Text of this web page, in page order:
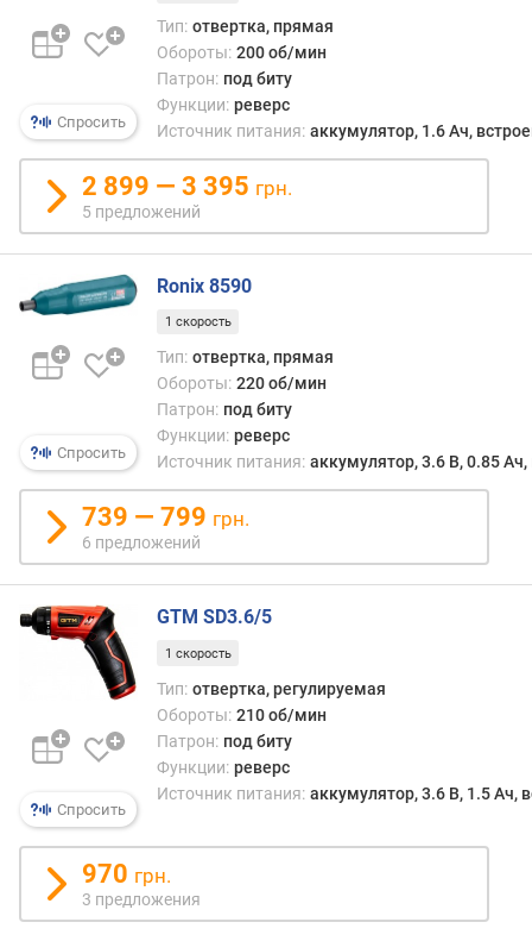
(
к
е
м
к
о
с
т
ь
к
к
у
т
р
а
(
м
к
с
.
к
Спросить
Тип: отвертка, прямая
Обороты: 200 об/мин
Патрон: под биту
Функции: реверс
Источник питания: аккумулятор, 1.6 Ач,
2 899 — 3 395 грн.
5 предложений
Спросить
Ronix 8590
1 скорость
Тип: отвертка, прямая
Обороты: 220 об/мин
Патрон: под биту
Функции: реверс
Источник питания: аккумулятор, 3.6 В, 0.85
739 — 799 грн.
6 предложений
Спросить
GTM SD3.6/5
1 скорость
Тип: отвертка, регулируемая
Обороты: 210 об/мин
Патрон: под биту
Функции: реверс
Источник питания: аккумулятор, 3.6 В, 1.5 Ач,
970 грн.
3 предложения